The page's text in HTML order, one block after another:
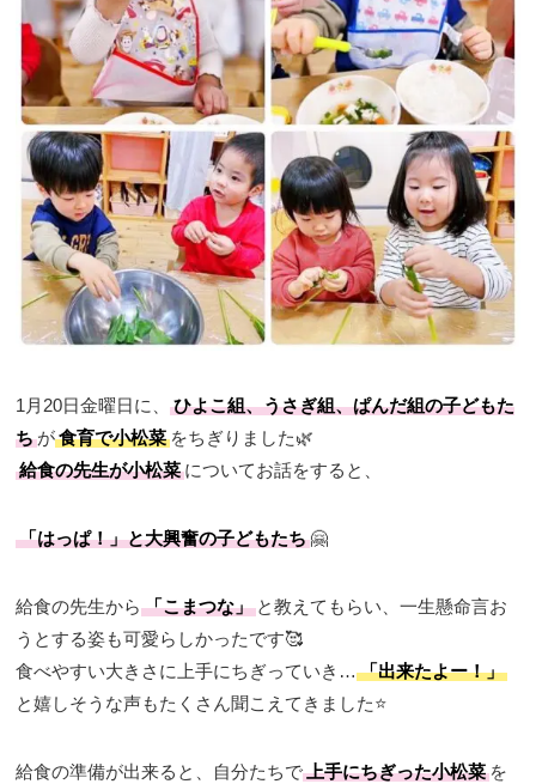
1月20日金曜日に、ひよこ組、うさぎ組、ぱんだ組の子どもた
ち が食育で小松菜 をちぎりました🌿
給食の先生が小松菜 についてお話をすると、
「はっぱ！」と大興奮の子どもたち 🤗
給食の先生から「こまつな」 と教えてもらい、一生懸命言お
うとする姿も可愛らしかったです🥰
食べやすい大きさに上手にちぎっていき…「出来たよー！」
と嬉しそうな声もたくさん聞こえてきました⭐️
給食の準備が出来ると、自分たちで上手にちぎった小松菜 を